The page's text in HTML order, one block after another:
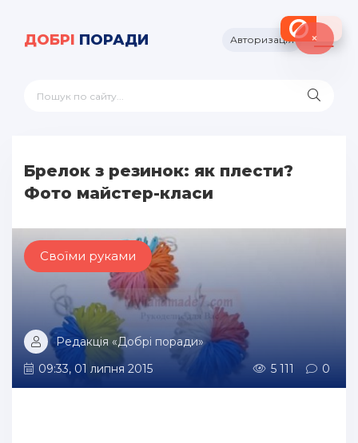
ДОБРІ ПОРАДИ Авторизація
Брелок з резинок: як плести?
Фото майстер-класи
Своїми руками
Редакція «Добрі поради»
09:33, 01 липня 2015
5 111 0
×